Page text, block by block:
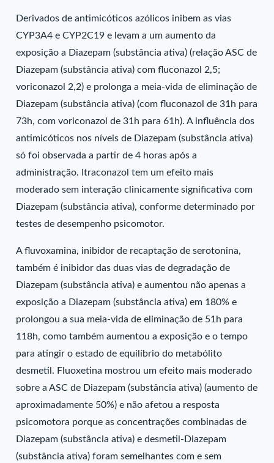
Derivados de antimicóticos azólicos inibem as vias
CYP3A4 e CYP2C19 e levam a um aumento da
exposição a Diazepam (substância ativa) (relação ASC de
Diazepam (substância ativa) com fluconazol 2,5;
voriconazol 2,2) e prolonga a meia-vida de eliminação de
Diazepam (substância ativa) (com fluconazol de 31h para
73h, com voriconazol de 31h para 61h). A influência dos
antimicóticos nos níveis de Diazepam (substância ativa)
só foi observada a partir de 4 horas após a
administração. Itraconazol tem um efeito mais
moderado sem interação clinicamente significativa com
Diazepam (substância ativa), conforme determinado por
testes de desempenho psicomotor.
A fluvoxamina, inibidor de recaptação de serotonina,
também é inibidor das duas vias de degradação de
Diazepam (substância ativa) e aumentou não apenas a
exposição a Diazepam (substância ativa) em 180% e
prolongou a sua meia-vida de eliminação de 51h para
118h, como também aumentou a exposição e o tempo
para atingir o estado de equilíbrio do metabólito
desmetil. Fluoxetina mostrou um efeito mais moderado
sobre a ASC de Diazepam (substância ativa) (aumento de
aproximadamente 50%) e não afetou a resposta
psicomotora porque as concentrações combinadas de
Diazepam (substância ativa) e desmetil-Diazepam
(substância ativa) foram semelhantes com e sem